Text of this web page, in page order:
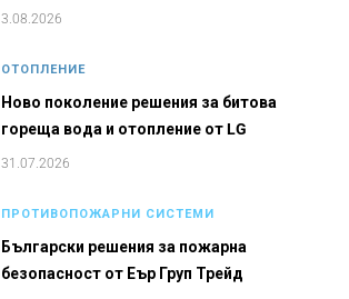
3.08.2026
ОТОПЛЕНИЕ
Ново поколение решения за битова
гореща вода и отопление от LG
31.07.2026
ПРОТИВОПОЖАРНИ СИСТЕМИ
Български решения за пожарна
безопасност от Еър Груп Трейд